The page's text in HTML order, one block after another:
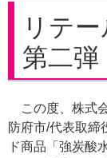
リテ
第二
この度、株式
防府市/代表取締
ド商品「強炭酸